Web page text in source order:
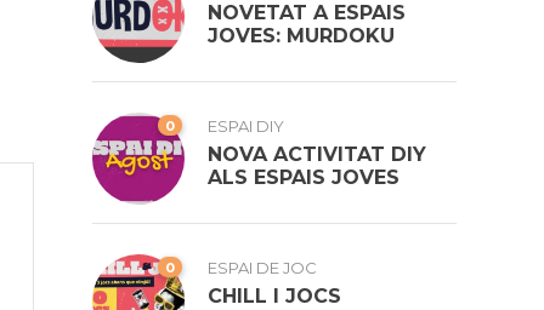
NOVETAT A ESPAIS
JOVES: MURDOKU
0 ESPAI DIY
NOVA ACTIVITAT DIY
ALS ESPAIS JOVES
0 ESPAI DE JOC
CHILL I JOCS